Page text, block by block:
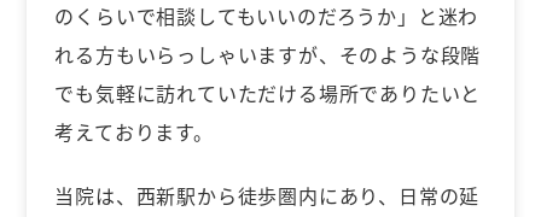
のくらいで相談してもいいのだろうか」と迷わ
れる方もいらっしゃいますが、そのような段階
でも気軽に訪れていただける場所でありたいと
考えております。
当院は、西新駅から徒歩圏内にあり、日常の延